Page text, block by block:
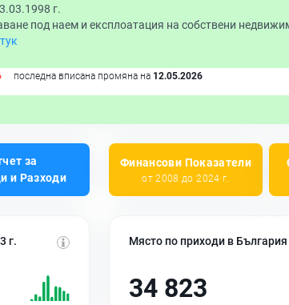
г.
под наем и експлоатация на собствени
последна вписана промяна на 12.05.2026
за
и Разходи
Финансови Показатели
от 2008 до 2024 г.
г. Място по приходи в България
34 823